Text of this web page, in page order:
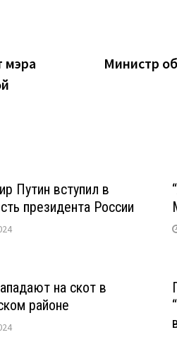
мэра
Министр
Путин вступил в
президента России
на скот в
районе